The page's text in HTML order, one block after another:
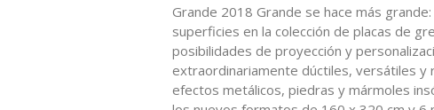
Grande 2018 Grande se hace más
superficies en la colección de placas de
posibilidades de proyección y
extraordinariamente dúctiles, versátiles y
efectos metálicos, piedras y mármoles